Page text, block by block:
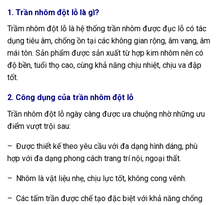
1. Trần nhôm đột lỗ là gì?
Trầm nhôm đột lỗ là hệ thống trần nhôm được đục lỗ có tác
dụng tiêu âm, chống ồn tại các không gian rộng, âm vang, âm
mái tôn. Sản phẩm được sản xuất từ hợp kim nhôm nên có
độ bền, tuổi thọ cao, cùng khả năng chịu nhiệt, chịu va đập
tốt.
2. Công dụng của trần nhôm đột lỗ
Trần nhôm đột lỗ ngày càng được ưa chuộng nhờ những ưu
điểm vượt trội sau:
– Được thiết kế theo yêu cầu với đa dạng hình dáng, phù
hợp với đa dạng phong cách trang trí nội, ngoại thất.
– Nhôm là vật liệu nhẹ, chịu lực tốt, không cong vênh.
– Các tấm trần được chế tạo đặc biệt với khả năng chống